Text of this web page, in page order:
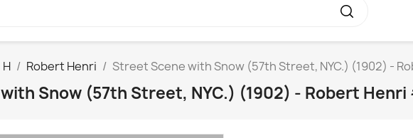
H Robert Henri Street Scene with Snow (57th Street, NYC.) (1902) -
Snow (57th Street, NYC.) (1902) - Robert